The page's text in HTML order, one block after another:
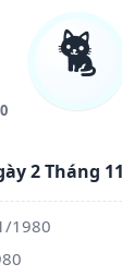
🐈
2 Tháng
1980